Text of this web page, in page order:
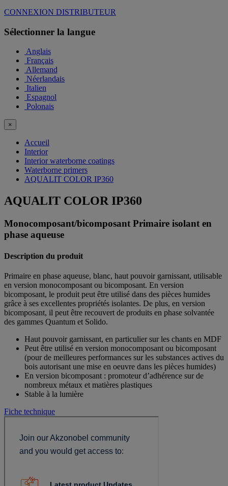
CONNEXION DISTRIBUTEUR
Sélectionner la langue
Anglais
Français
Allemand
Néerlandais
Italien
Espagnol
Polonais
×
Accueil
Interior
Interior waterborne coatings
Waterborne primers
AQUALIT COLOR IP360
AQUALIT COLOR IP360
Monocomposant/bicomposant Primaire isolant en
phase aqueuse
Description du produit
Primaire en phase aqueuse, blanc, haut pouvoir garnissant, utilisable
en version monocomposant ou bicomposant. En version
bicomposant, le produit peut être utilisé dans des pièces humides
grâce à ses excellentes propriétés isolantes. De plus, en version
bicomposant, il peut être recouvert de produits en phase solvantée
des gammes Quantum et Solido.
Haut pouvoir garnissant, en particulier sur les chants en MDF
Peut être utilisé en version monocomposant ou bicomposant
(pour de meilleures performances sur les substances actives du
bois autorisant une mise en oeuvre dans les pièces humides)
En version bicomposant : promoteur d’adhérence sur de
nombreux métaux et matières plastiques
Stable à la lumière
Fiche technique